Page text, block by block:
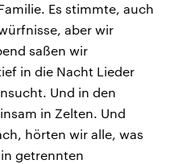
Es stimmte, auch
aber wir
saßen wir
in die Nacht Lieder
Und in den
in Zelten. Und
hörten wir alle, was
getrennten